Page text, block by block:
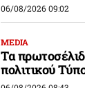
06/08/2026 09:02
MEDIA
Τα
πολιτικού